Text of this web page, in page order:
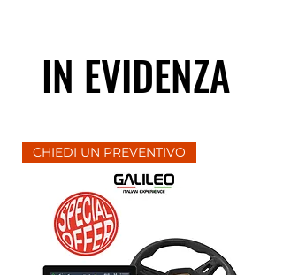
IN EVIDENZA
CHIEDI UN PREVENTIVO